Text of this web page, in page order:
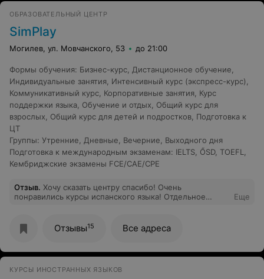
ОБРАЗОВАТЕЛЬНЫЙ ЦЕНТР
SimPlay
Могилев, ул. Мовчанского, 53 до 21:00
Формы обучения: Бизнес-курс Дистанционное обучение
Индивидуальные занятия Интенсивный курс (экспресс-курс)
Коммуникативный курс Корпоративные занятия Курс
поддержки языка Обучение и отдых
Общий курс для
взрослых
Общий курс для детей и подростков Подготовка к
ЦТ
Группы: Утренние Дневные Вечерние
Выходного дня
Подготовка к международным экзаменам: IELTS ŐSD, TOEFL
Кембриджские экзамены FCE/CAE/CPE
Отзыв. Хочу сказать центру спасибо! Очень
понравились курсы испанского языка! Отдельное
посредников со своими друзьями из Испании. Если
хотите изучать испанский, то советую только Симплэй!
Еще
Отзывы15 Все адреса
КУРСЫ ИНОСТРАННЫХ ЯЗЫКОВ